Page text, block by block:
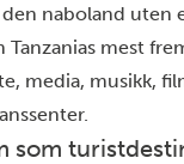
naboland uten
Tanzanias mest
media, musikk,
som